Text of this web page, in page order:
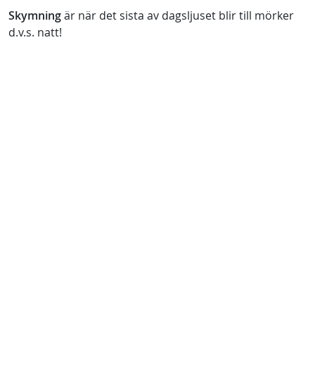
Skymningär när det sista av dagsljuset blir till mörker
d.v.s. natt!